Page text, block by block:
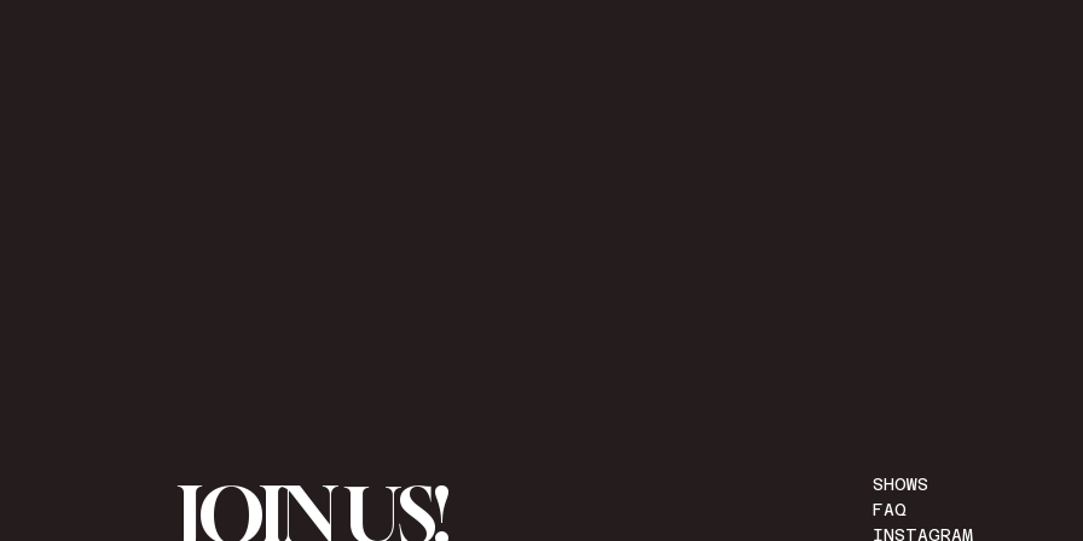
JOIN US!
SHOWS
FAQ
INSTAGRAM